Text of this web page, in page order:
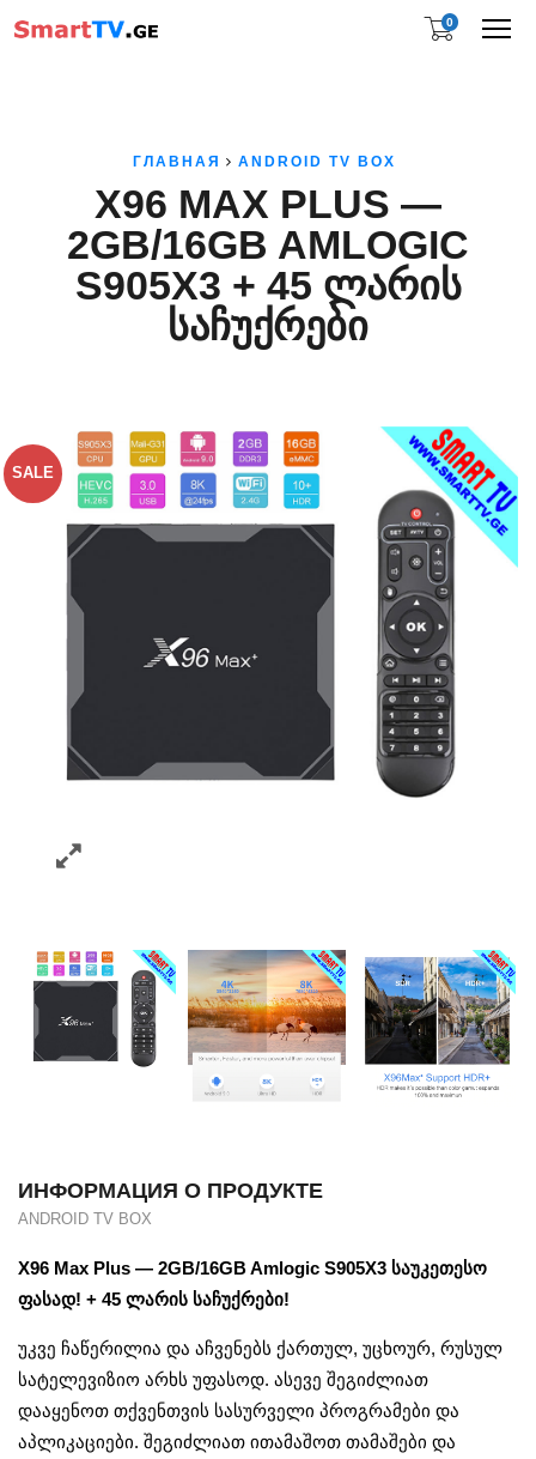
0
ГЛАВНАЯ ANDROID TV BOX
X96 MAX PLUS —
2GB/16GB AMLOGIC
S905X3 + 45 ᲚᲐᲠᲘᲡ
ᲡᲐᲩᲣᲥᲠᲔᲑᲘ
SALE
ИНФОРМАЦИЯ О ПРОДУКТЕ
ANDROID TV BOX
X96 Max Plus — 2GB/16GB Amlogic S905X3 საუკეთესო
ფასად! + 45 ლარის საჩუქრები!
უკვე ჩაწერილია და აჩვენებს ქართულ, უცხოურ, რუსულ
სატელევიზიო არხს უფასოდ. ასევე შეგიძლიათ
დააყენოთ თქვენთვის სასურველი პროგრამები და
აპლიკაციები. შეგიძლიათ ითამაშოთ თამაშები და